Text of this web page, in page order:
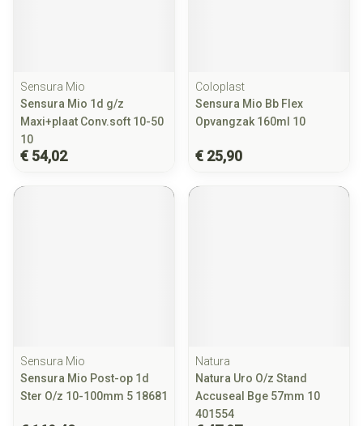
Sensura Mio
Sensura Mio 1d g/z
Maxi+plaat Conv.soft 10-50
10
€ 54,02
Coloplast
Sensura Mio Bb Flex
Opvangzak 160ml 10
€ 25,90
Sensura Mio
Sensura Mio Post-op 1d
Ster O/z 10-100mm 5 18681
Natura
Natura Uro O/z Stand
Accuseal Bge 57mm 10
401554